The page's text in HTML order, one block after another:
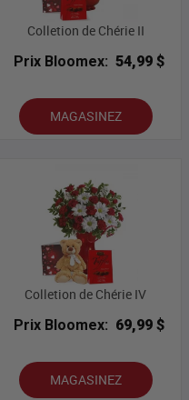
Colletion de Chérie II
Prix Bloomex: 54,99 $
MAGASINEZ
Colletion de Chérie IV
Prix Bloomex: 69,99 $
MAGASINEZ